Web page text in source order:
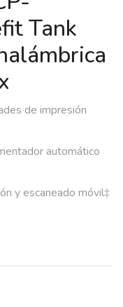
Tank
de impresión
automático
y escaneado móvil‡